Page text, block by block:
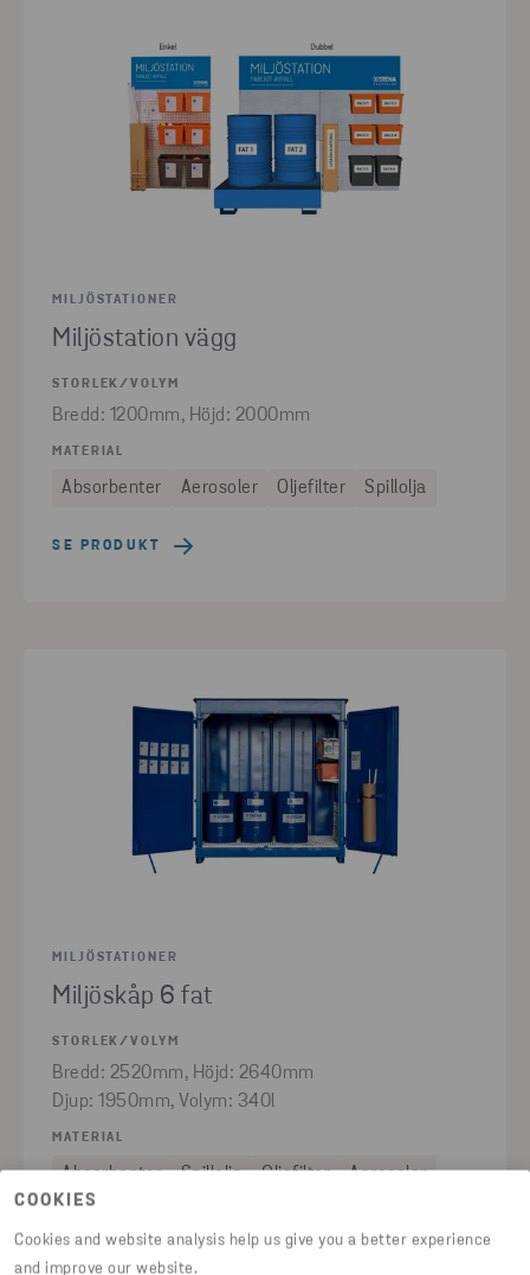
COOKIES
Cookies and website analysis help us give you a better experience
and improve our website.
MILJÖSTATIONER
Miljöstation vägg
STORLEK/VOLYM
Bredd: 1200mm, Höjd: 2000mm
MATERIAL
Absorbenter Aerosoler Oljefilter Spillolja
SE PRODUKT
MILJÖSTATIONER
Miljöskåp 6 fat
STORLEK/VOLYM
Bredd: 2520mm, Höjd: 2640mm
Djup: 1950mm, Volym: 340l
MATERIAL
Absorbenter Spillolja Oljefilter Aerosoler
SE PRODUKT